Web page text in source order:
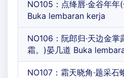
NO105：点绛唇·金谷年
Buka lembaran kerja
NO106：阮郎归·天边金
霜。)晏几道 Buka
NO107：霜天晓角·题采